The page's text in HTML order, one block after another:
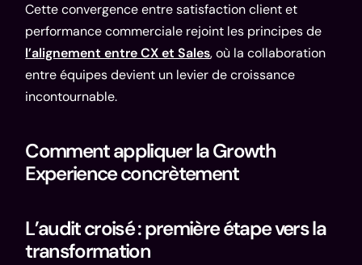
Cette convergence entre satisfaction client et
performance commerciale rejoint les principes de
l’alignement entre CX et Sales, où la collaboration
entre équipes devient un levier de croissance
incontournable.
Comment appliquer la Growth
Experience concrètement
L’audit croisé : première étape vers la
transformation